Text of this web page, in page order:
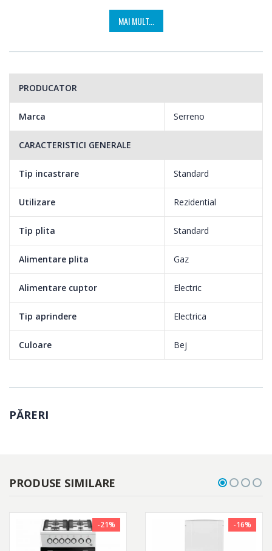
MAI MULT...
PRODUCATOR
Marca Serreno
CARACTERISTICI GENERALE
Tip incastrare Standard
Utilizare Rezidential
Tip plita Standard
Alimentare plita Gaz
Alimentare cuptor Electric
Tip aprindere Electrica
Culoare Bej
PĂRERI
PRODUSE SIMILARE
-21% -16%